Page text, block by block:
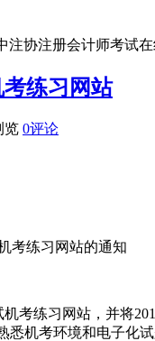
注协注册会计师考试
练习网站
览 0评论
考练习网站的通知
考练习网站，并将
悉机考环境和电子化试